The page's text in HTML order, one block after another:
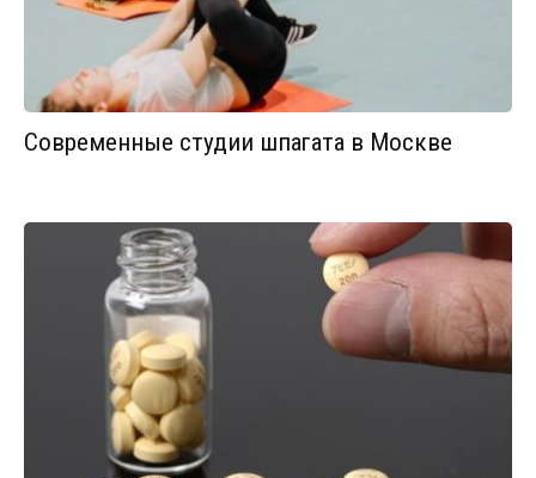
Современные студии шпагата в Москве